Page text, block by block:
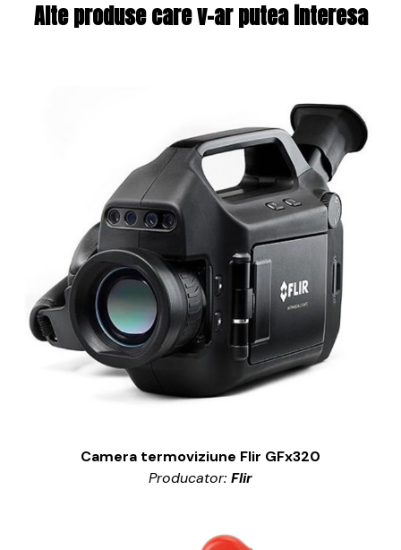
Alte produse care v-ar putea interesa
Camera termoviziune Flir GFx320
Producator: Flir